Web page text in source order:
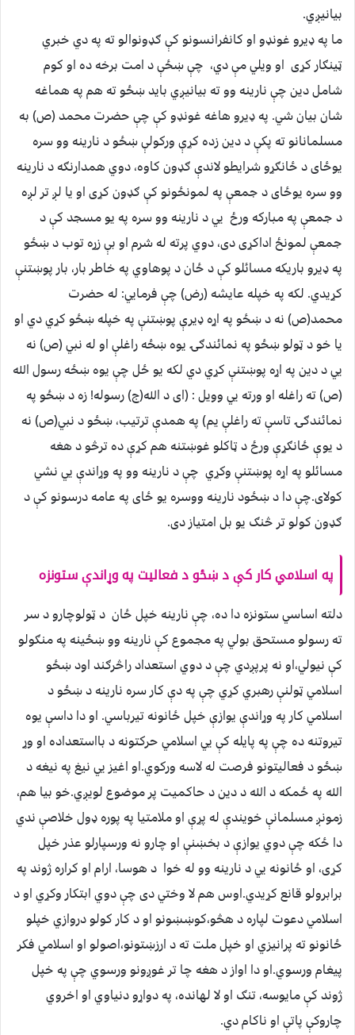
بيانيږي.
ما په ډيرو غونډو او کانفرانسونو کې ګډونوالو ته په دي خبري
ټينګار کړی او ويلي مې دي، چې ښځې د امت برخه ده او کوم
شامل دين چې نارينه وو ته بيانيږي بايد ښځو ته هم په هماغه
شان بيان شي. په ډيرو هاغه غونډو کې چې حضرت محمد (ص) به
مسلمانانو ته پکې د دين زده کړې ورکولې ښځو د نارينه وو سره
يوځای د ځانګړو شرايطو لاندې ګډون کاوه، دوي همدارنګه د نارينه
وو سره يوځای د جمعې په لمونځونو کې ګډون کړی او يا لږ تر لږه
د جمعې په مبارکه ورځ يي د نارينه وو سره په يو مسجد کې د
جمعې لمونځ اداکړی دی، دوي پرته له شرم او بې زړه توب د ښځو
په ډيرو باريکه مسائلو کې د ځان د پوهاوي په خاطر بار، بار پوښتنې
کړيدي. لکه په خپله عايشه (رض) چې فرمايي: له حضرت
محمد(ص) نه د ښځو په اړه ډيرې پوښتنې په خپله ښځو کړي دي او
يا خو د ټولو ښځو په نمائندګۍ يوه ښځه راغلې او له نبي (ص) نه
يي د دين په اړه پوښتنې کړي دي لکه يو ځل چې يوه ښځه رسول الله
(ص) ته راغله او ورته يي وويل : (ای د الله(ج) رسوله! زه د ښځو په
نمائندګۍ تاسې ته راغلې يم) په همدې ترتيب، ښځو د نبي(ص) نه
د يوې ځانګړې ورځ د ټاکلو غوښتنه هم کړې ده ترڅو د هغه
مسائلو په اړه پوښتنې وکړي چې د نارينه وو په وړاندې يي نشي
کولای.چې دا د ښځود نارينه ووسره يو ځای په عامه درسونو کې د
ګډون کولو تر څنګ يو بل امتياز دی.
په اسلامي کار کې د ښځو د فعاليت په وړاندې ستونزه
دلته اساسي ستونزه دا ده، چې نارينه خپل ځان د ټولوچارو د سر
ته رسولو مستحق بولي په مجموع کې نارينه وو ښځينه په منګولو
کې نيولي،او نه پرپږدي چې د دوي استعداد راڅرګند اود ښځو
اسلامي ټولنې رهبري کړي چې په دې کار سره نارينه د ښځو د
اسلامي کار په وړاندې يوازې خپل ځانونه تيرباسي. او دا داسې يوه
تيروتنه ده چې په پايله کې يي اسلامي حرکتونه د بااستعداده او وړ
ښځو د فعاليتونو فرصت له لاسه ورکوي.او اغيز يي نيغ په نيغه د
الله په ځمکه د الله د دين د حاکميت پر موضوع لويږي.خو بيا هم،
زمونږ مسلمانې خويندې له پړې او ملامتيا په پوره ډول خلاصې ندي
دا ځکه چې دوي يوازې د بخښنې او چارو نه ورسپارلو عذر خپل
کړی، او ځانونه يي د نارينه وو له خوا د هوسا، ارام او کراره ژوند په
برابرولو قانع کړيدي.اوس هم لا وختي دی چې دوي ابتکار وکړي او د
اسلامي دعوت لپاره د هڅو،کوښښونو او د کار کولو دروازي خپلو
ځانونو ته پرانيزي او خپل ملت ته د ارزښتونو،اصولو او اسلامي فکر
پيغام ورسوي.او دا اواز د هغه چا تر غوږونو ورسوي چې په خپل
ژوند کې مايوسه، تنګ او لا لهانده، په دواړو دنياوي او اخروي
چاروکې پاتې او ناکام دي.